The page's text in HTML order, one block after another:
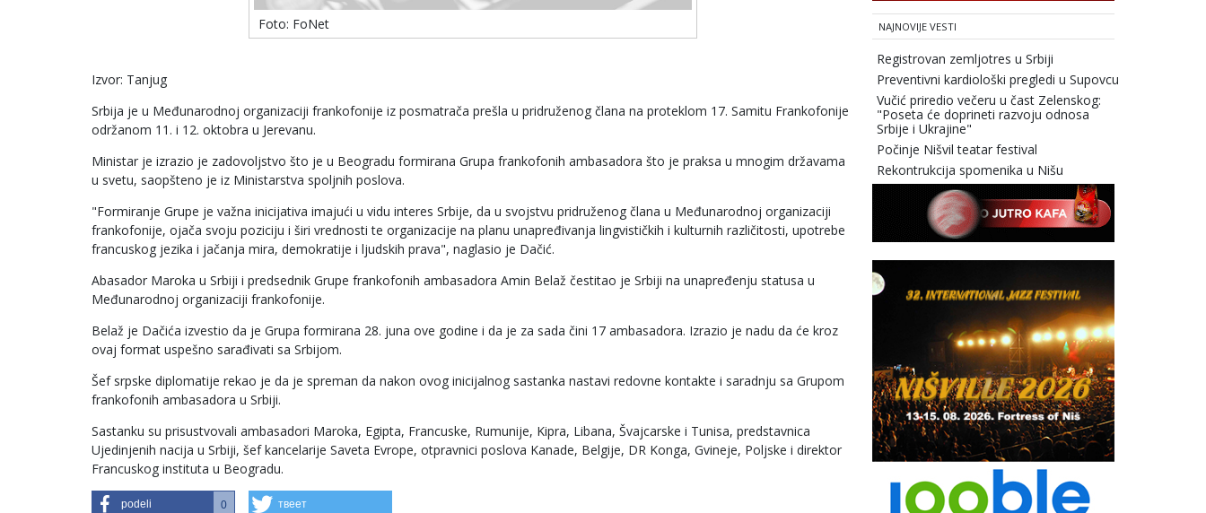
Foto: FoNet
Izvor: Tanjug
Srbija je u Međunarodnoj organizaciji frankofonije iz posmatrača prešla u pridruženog člana na proteklom 17. Samitu Frankofonije
održanom 11. i 12. oktobra u Jerevanu.
Ministar je izrazio je zadovoljstvo što je u Beogradu formirana Grupa frankofonih ambasadora što je praksa u mnogim državama
u svetu, saopšteno je iz Ministarstva spoljnih poslova.
"Formiranje Grupe je važna inicijativa imajući u vidu interes Srbije, da u svojstvu pridruženog člana u Međunarodnoj organizaciji
frankofonije, ojača svoju poziciju i širi vrednosti te organizacije na planu unapređivanja lingvističkih i kulturnih različitosti, upotrebe
francuskog jezika i jačanja mira, demokratije i ljudskih prava", naglasio je Dačić.
Abasador Maroka u Srbiji i predsednik Grupe frankofonih ambasadora Amin Belaž čestitao je Srbiji na unapređenju statusa u
Međunarodnoj organizaciji frankofonije.
Belaž je Dačića izvestio da je Grupa formirana 28. juna ove godine i da je za sada čini 17 ambasadora. Izrazio je nadu da će kroz
ovaj format uspešno sarađivati sa Srbijom.
Šef srpske diplomatije rekao je da je spreman da nakon ovog inicijalnog sastanka nastavi redovne kontakte i saradnju sa Grupom
frankofonih ambasadora u Srbiji.
Sastanku su prisustvovali ambasadori Maroka, Egipta, Francuske, Rumunije, Kipra, Libana, Švajcarske i Tunisa, predstavnica
Ujedinjenih nacija u Srbiji, šef kancelarije Saveta Evrope, otpravnici poslova Kanade, Belgije, DR Konga, Gvineje, Poljske i direktor
Francuskog instituta u Beogradu.
podeli 0 твеет
NAJNOVIJE VESTI
Registrovan zemljotres u Srbiji
Preventivni kardiološki pregledi u Supovcu
Vučić priredio večeru u čast Zelenskog:
"Poseta će doprineti razvoju odnosa
Srbije i Ukrajine"
Počinje Nišvil teatar festival
Rekontrukcija spomenika u Nišu